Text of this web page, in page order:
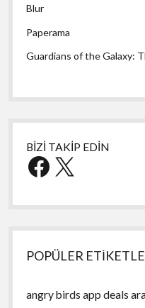
Blur
Paperama
Guardians of the Galaxy:
BİZİ TAKİP EDİN
Facebook
X
POPÜLER
angry birds app deals